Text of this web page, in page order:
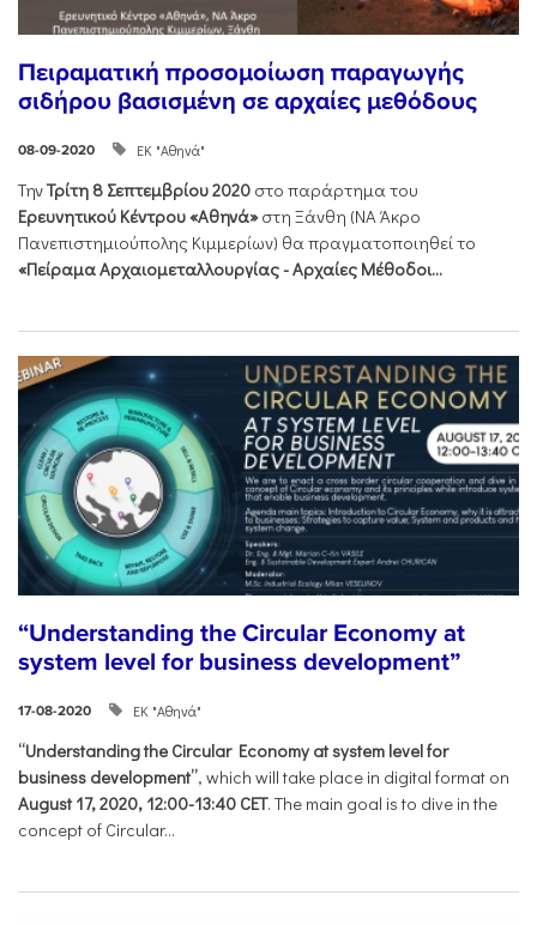
Πειραματική προσομοίωση παραγωγής
σιδήρου βασισμένη σε αρχαίες μεθόδους
08-09-2020 ΕΚ "Αθηνά"
ΤηνΤρίτη 8 Σεπτεμβρίου 2020 στο παράρτημα του
Ερευνητικού Κέντρου «Αθηνά»στη Ξάνθη (ΝΑ Άκρο
Πανεπιστημιούπολης Κιμμερίων) θα πραγματοποιηθεί το
«Πείραμα Αρχαιομεταλλουργίας -​ Αρχαίες Μέθοδοι...
“Understanding the Circular Economy at
system level for business development”
17-08-2020 ΕΚ "Αθηνά"
“Understanding the Circular Economy at system level for
business development”, which will take place in digital format on
August 17, 2020, 12:00-13:40 CET. The main goal is to dive in the
concept of Circular...